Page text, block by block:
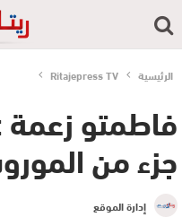
الرئيسية Ritajepress TV
فاطمتو زعمة
جزء من
إدارة الموقع